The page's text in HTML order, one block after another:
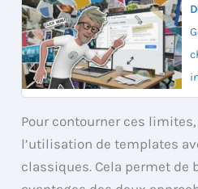
Pour contourner ces
l’utilisation de templates
classiques. Cela permet de